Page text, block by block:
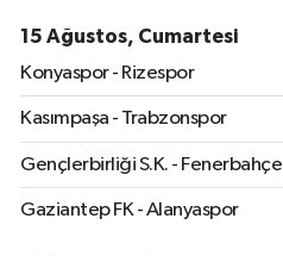
15 Ağustos, Cumartesi
Konyaspor - Rizespor
Kasımpaşa - Trabzonspor
Gençlerbirliği S.K. - Fenerbahçe
Gaziantep FK - Alanyaspor